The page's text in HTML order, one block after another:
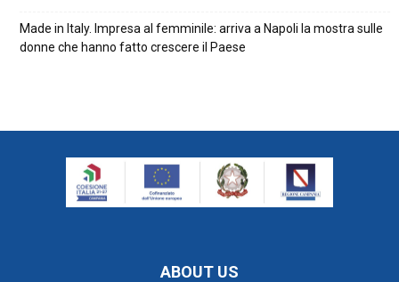
Made in Italy. Impresa al femminile: arriva a Napoli la mostra sulle
donne che hanno fatto crescere il Paese
ABOUT US